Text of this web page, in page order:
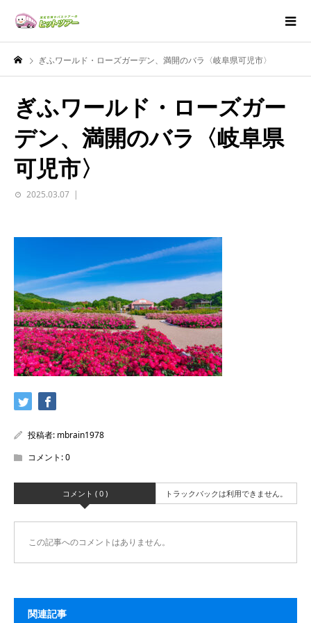
ぎふワールド・ローズガーデン、満開のバラ〈岐阜県可児市〉
ぎふワールド・ローズガー
デン、満開のバラ〈岐阜県
可児市〉
2025.03.07
投稿者: mbrain1978
コメント:0
コメント ( 0 ) トラックバックは利用できません。
この記事へのコメントはありません。
関連記事